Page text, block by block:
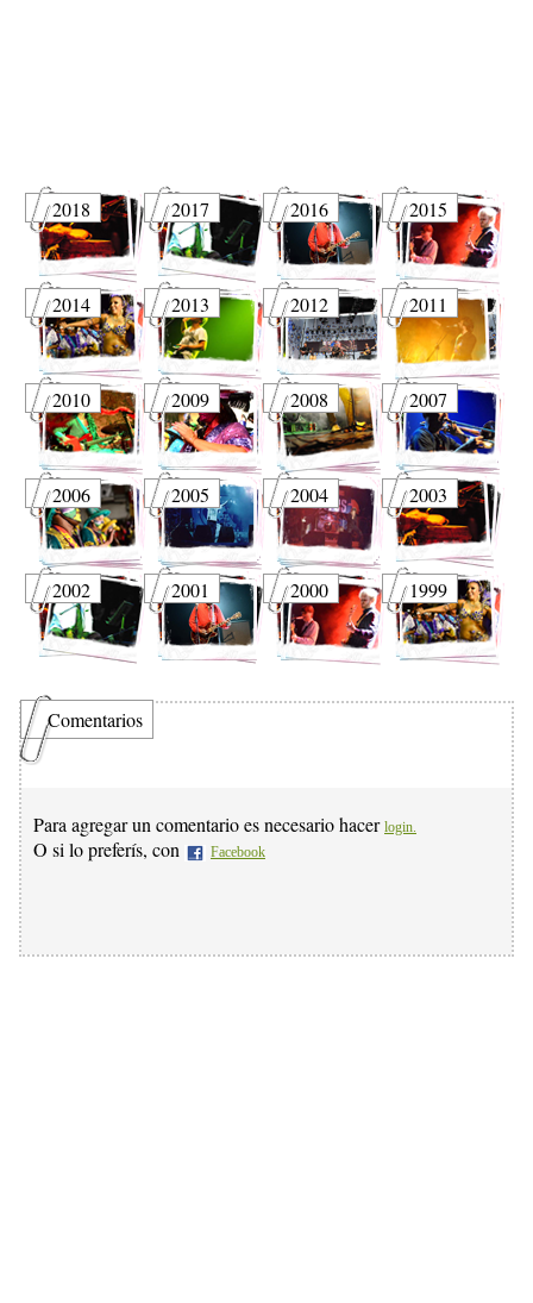
2018 2017 2016 2015
2014 2013 2012 2011
2010 2009 2008 2007
2006 2005 2004 2003
2002 2001 2000 1999
Comentarios
Para agregar un comentario es necesario hacer login.
O si lo preferís, con Facebook